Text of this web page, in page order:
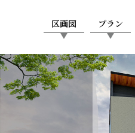
区画図 プラン